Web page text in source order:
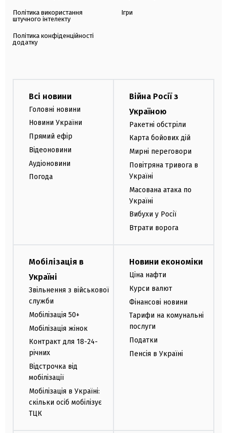
Політика використання
штучного інтелекту
Політика конфіденційності
додатку
Ігри
Всі новини
Головні новини
Новини України
Прямий ефір
Відеоновини
Аудіоновини
Погода
Війна Росії з
Україною
Ракетні обстріли
Карта бойових дій
Мирні переговори
Повітряна тривога в
Україні
Масована атака по
Україні
Вибухи у Росії
Втрати ворога
Мобілізація в
Україні
Звільнення з військової
служби
Мобілізація 50+
Мобілізація жінок
Контракт для 18-24-
річних
Відстрочка від
мобілізації
Мобілізація в Україні:
скільки осіб мобілізує
ТЦК
Новини економіки
Ціна нафти
Курси валют
Фінансові новини
Тарифи на комунальні
послуги
Податки
Пенсія в Україні